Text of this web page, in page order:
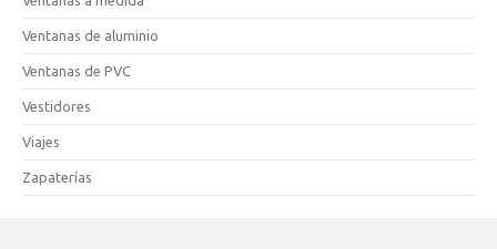
Ventanas de aluminio
Ventanas de PVC
Vestidores
Viajes
Zapaterías